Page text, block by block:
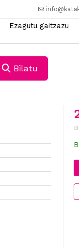
Ezagutu gaitzazu
Bilatu